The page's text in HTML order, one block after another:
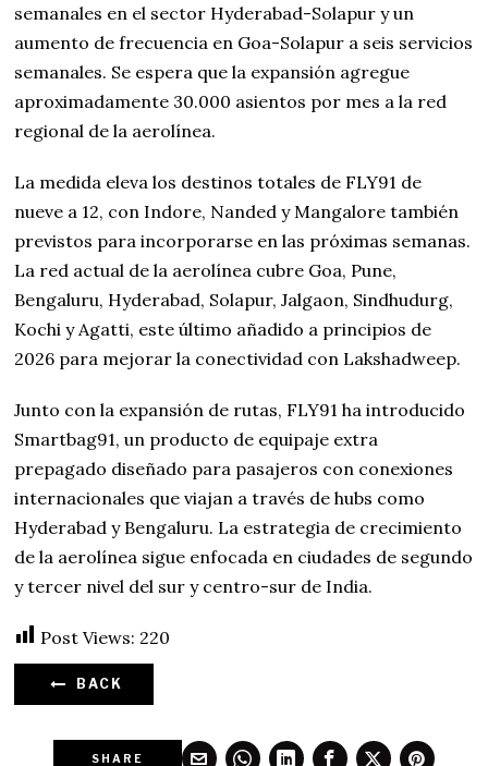
semanales en el sector Hyderabad-Solapur y un
aumento de frecuencia en Goa-Solapur a seis servicios
semanales. Se espera que la expansión agregue
aproximadamente 30.000 asientos por mes a la red
regional de la aerolínea.
La medida eleva los destinos totales de FLY91 de
nueve a 12, con Indore, Nanded y Mangalore también
previstos para incorporarse en las próximas semanas.
La red actual de la aerolínea cubre Goa, Pune,
Bengaluru, Hyderabad, Solapur, Jalgaon, Sindhudurg,
Kochi y Agatti, este último añadido a principios de
2026 para mejorar la conectividad con Lakshadweep.
Junto con la expansión de rutas, FLY91 ha introducido
Smartbag91, un producto de equipaje extra
prepagado diseñado para pasajeros con conexiones
internacionales que viajan a través de hubs como
Hyderabad y Bengaluru. La estrategia de crecimiento
de la aerolínea sigue enfocada en ciudades de segundo
y tercer nivel del sur y centro-sur de India.
Post Views: 220
BACK
SHARE